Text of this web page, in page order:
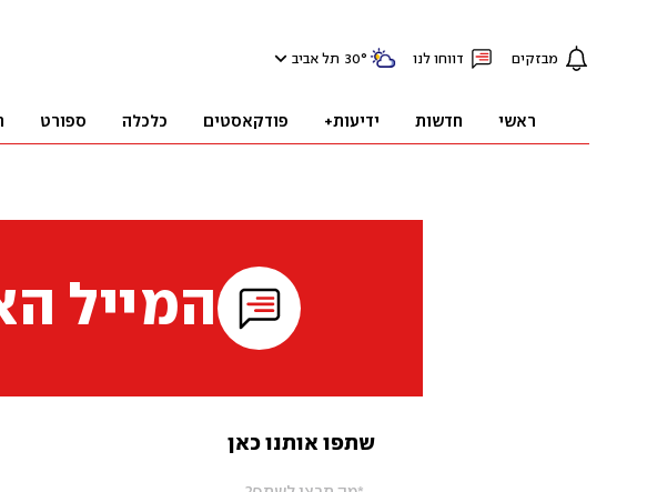
מבזקים דווחו לנו 30° תל אביב
ראשי חדשות ידיעות+ פודקאסטים כלכלה ספורט
המייל
שתפו אותנו כאן